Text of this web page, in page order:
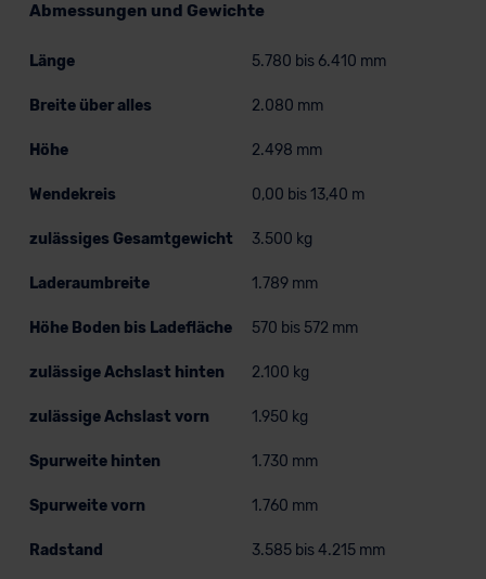
Abmessungen und Gewichte
Länge 5.780 bis 6.410 mm
Breite über alles 2.080 mm
Höhe 2.498 mm
Wendekreis 0,00 bis 13,40 m
zulässiges Gesamtgewicht 3.500 kg
Laderaumbreite 1.789 mm
Höhe Boden bis Ladefläche 570 bis 572 mm
zulässige Achslast hinten 2.100 kg
zulässige Achslast vorn 1.950 kg
Spurweite hinten 1.730 mm
Spurweite vorn 1.760 mm
Radstand 3.585 bis 4.215 mm